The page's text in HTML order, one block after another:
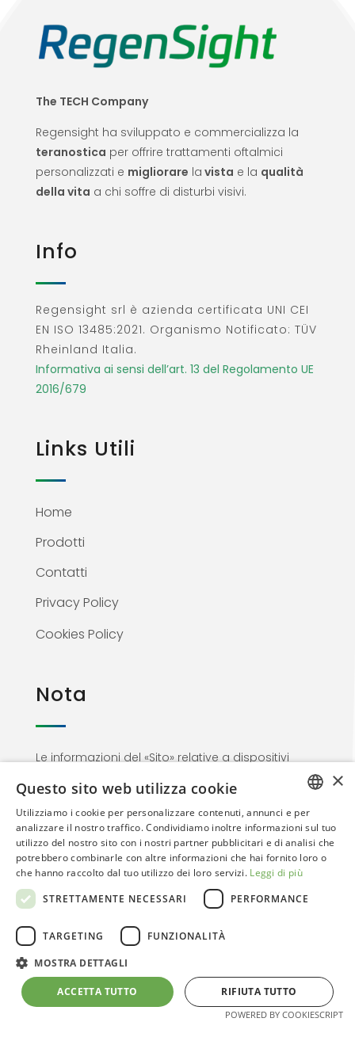
The TECH Company
Regensight ha sviluppato e commercializza la
teranostica per offrire trattamenti oftalmici
personalizzati e migliorare la vista e la qualità
della vita a chi soffre di disturbi visivi.
Info
Regensight srl è azienda certificata UNI CEI
EN ISO 13485:2021. Organismo Notificato: TÜV
Rheinland Italia.
Informativa ai sensi dell’art. 13 del Regolamento UE
2016/679
Links Utili
Home
Prodotti
Contatti
Privacy Policy
Cookies Policy
Nota
Le informazioni del «Sito» relative a dispositivi
materiale informativo rivolto esclusivamente al
personale medico. Proseguendo nella
navigazione l’utente dichiara di essere un
Professionista dell’area sanitaria
© 2026. Regensight | Creative Web Design By
Arkomedia
Web Agency
ITALIAN
ENGLISH
×
Questo sito web utilizza cookie
Utilizziamo i cookie per personalizzare contenuti, annunci e per
analizzare il nostro traffico. Condividiamo inoltre informazioni sul tuo
utilizzo del nostro sito con i nostri partner pubblicitari e di analisi che
potrebbero combinarle con altre informazioni che hai fornito loro o
che hanno raccolto dal tuo utilizzo dei loro servizi. Leggi di più
STRETTAMENTE NECESSARI
PERFORMANCE
TARGETING FUNZIONALITÀ
MOSTRA DETTAGLI
ACCETTA TUTTO RIFIUTA TUTTO
POWERED BY COOKIESCRIPT